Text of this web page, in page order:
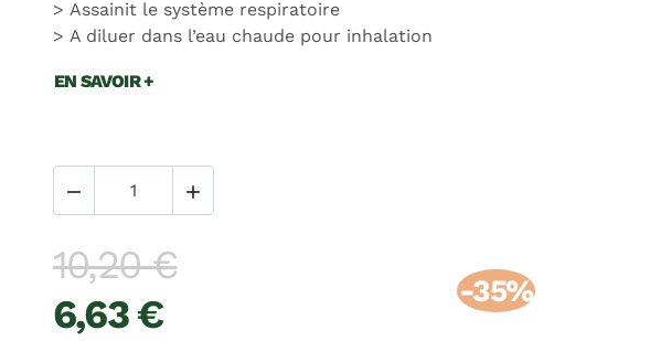
Assainit le système respiratoire
A diluer dans l’eau chaude pour inhalation
EN SAVOIR +
 
10,20 €
6,63 €
-35%